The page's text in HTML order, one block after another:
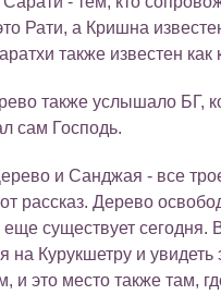
Рати, а Кришна
также известен как
также услышало БГ,
сам Господь.
и Санджая - все
рассказ. Дерево
еще существует
на Курукшетру и
и это место также там,